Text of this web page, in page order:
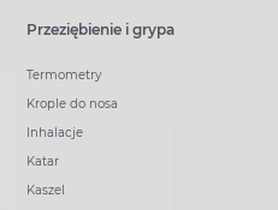
Przeziębienie i grypa
Termometry
Krople do nosa
Inhalacje
Katar
Kaszel